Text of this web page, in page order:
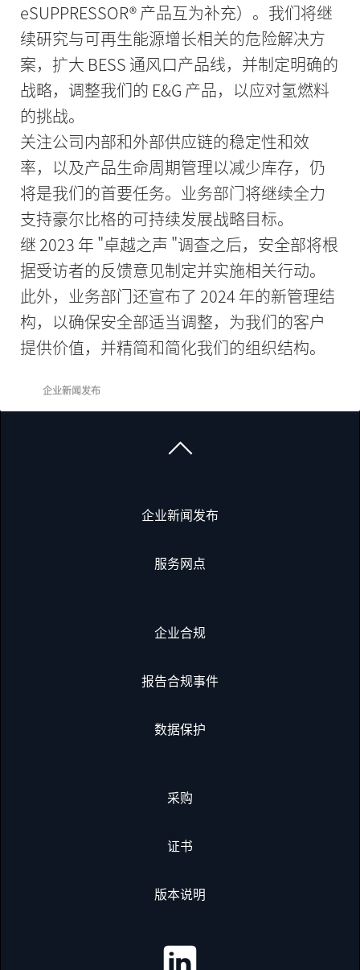
eSUPPRESSOR® 产品互为补充）。我们将继
续研究与可再生能源增长相关的危险解决方
案，扩大 BESS 通风口产品线，并制定明确的
战略，调整我们的 E&G 产品，以应对氢燃料
的挑战。
关注公司内部和外部供应链的稳定性和效
率，以及产品生命周期管理以减少库存，仍
将是我们的首要任务。业务部门将继续全力
支持豪尔比格的可持续发展战略目标。
继 2023 年 "卓越之声 "调查之后，安全部将根
据受访者的反馈意见制定并实施相关行动。
此外，业务部门还宣布了 2024 年的新管理结
构，以确保安全部适当调整，为我们的客户
提供价值，并精简和简化我们的组织结构。
企业新闻发布
企业新闻发布
服务网点
企业合规
报告合规事件
数据保护
采购
证书
版本说明